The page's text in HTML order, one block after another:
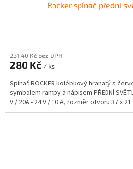
Rocker spínač přední
231,40 Kč bez DPH
280 Kč / ks
Spínač ROCKER kolébkový hranatý s
symbolem rampy a nápisem PŘEDNÍ
V / 20A - 24 V / 10 A, rozměr otvoru 37 x 21